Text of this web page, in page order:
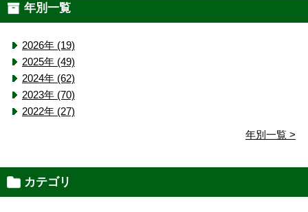
年別一覧
2026年 (19)
2025年 (49)
2024年 (62)
2023年 (70)
2022年 (27)
年別一覧 >
カテゴリ